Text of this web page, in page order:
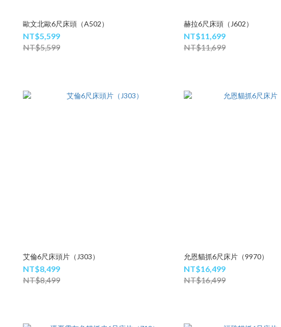
歐文北歐6尺床頭（A502）
NT$5,599
NT$5,599
赫拉6尺床頭（J602）
NT$11,699
NT$11,699
艾倫6尺床頭片（J303）
NT$8,499
NT$8,499
允恩貓抓6尺床片（9970）
NT$16,499
NT$16,499